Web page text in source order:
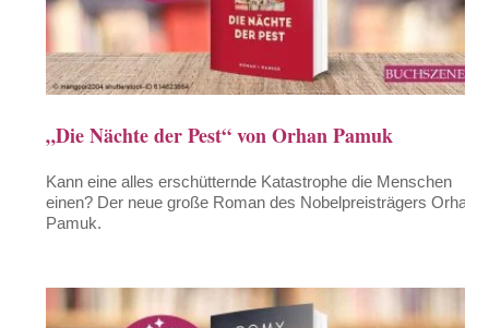
„Die Nächte der Pest“ von Orhan Pamuk
Kann eine alles erschütternde Katastrophe die Menschen
einen? Der neue große Roman des Nobelpreisträgers Orhan
Pamuk.